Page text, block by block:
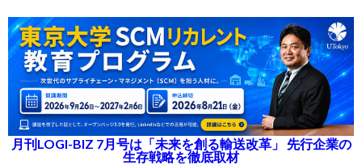
月刊LOGI-BIZ 7月号は「未来を創る輸送改革」 先行企業の
生存戦略を徹底取材